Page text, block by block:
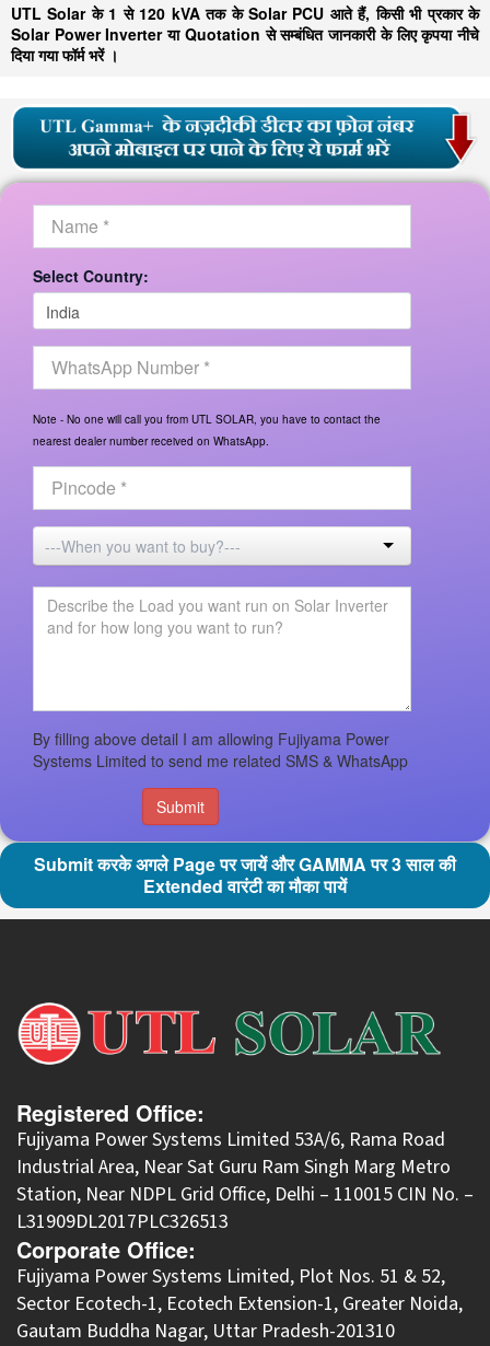
UTL Solar के 1 से 120 kVA तक के Solar PCU आते हैं, किसी भी प्रकार के
Solar Power Inverter या Quotation से सम्बंधित जानकारी के लिए कृपया नीचे
दिया गया फॉर्म भरें ।
Select Country:
Note - No one will call you from UTL SOLAR, you have to contact the
nearest dealer number received on WhatsApp.
By filling above detail I am allowing Fujiyama Power
Systems Limited to send me related SMS & WhatsApp
Submit
Submit करके अगले Page पर जायें और GAMMA पर 3 साल की
Extended वारंटी का मौका पायें
Registered Office:
Fujiyama Power Systems Limited 53A/6, Rama Road
Industrial Area, Near Sat Guru Ram Singh Marg Metro
Station, Near NDPL Grid Office, Delhi – 110015 CIN No. –
L31909DL2017PLC326513
Corporate Office:
​Fujiyama Power Systems Limited, Plot Nos. 51 & 52,
Sector Ecotech-1, Ecotech Extension-1, Greater Noida,
Gautam Buddha Nagar, Uttar Pradesh-201310